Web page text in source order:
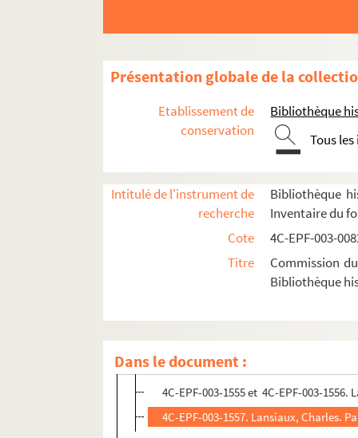
Présentation globale de la
Etablissement de
conservation
Bibliothèque
Tous
Intitulé de l'instrument de
recherche
Bibliothèque
Inventaire du
Cote
4C-EPF-003-
Titre
Commission
Bibliothèque
Dans le document :
Dossier n° 153
Dossier n° 154
Dossier n° 155
Dossier n° 156
Dossier n° 158
Dossier n° 159
Dossier n° 164
4C-EPF-003-1554. Lansiaux, Charles.
4C-EPF-003-1555 et 4C-EPF-003-
4C-EPF-003-1557. Lansiaux, Charles.